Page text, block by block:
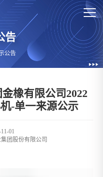
告
公告
橡有限公司2022
-单一来源公示
01
团股份有限公司